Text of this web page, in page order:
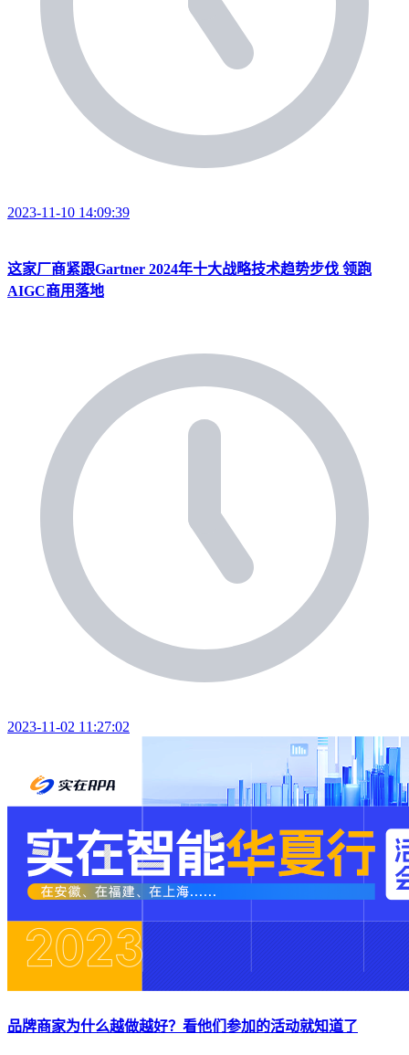
2023-11-10 14:09:39
这家厂商紧跟Gartner 2024年十大战略技术趋势步伐 领跑
AIGC商用落地
2023-11-02 11:27:02